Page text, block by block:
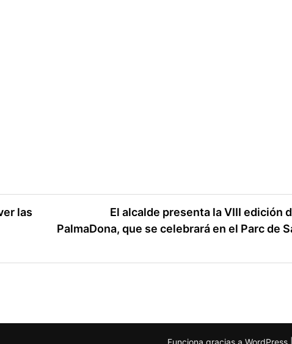
las
El alcalde presenta la VIII edición
PalmaDona, que se celebrará en el Parc de